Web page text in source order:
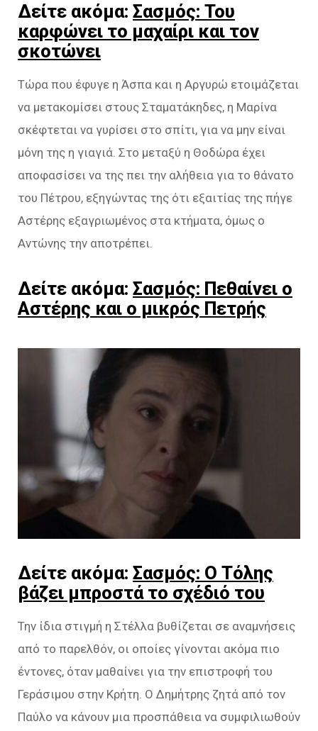
Δείτε ακόμα: Σασμός: Του
καρφώνει το μαχαίρι και τον
σκοτώνει
Τώρα που έφυγε η Άσπα και η Αργυρώ ετοιμάζεται
να μετακομίσει στους Σταματάκηδες, η Μαρίνα
σκέφτεται να γυρίσει στο σπίτι, για να μην είναι
μόνη της η γιαγιά. Στο μεταξύ η Θοδώρα έχει
αποφασίσει να της πει την αλήθεια για το θάνατο
του Πέτρου, εξηγώντας της ότι εξαιτίας της πήγε
Αστέρης εξαγριωμένος στα κτήματα, όμως ο
Αντώνης την αποτρέπει.
Δείτε ακόμα: Σασμός: Πεθαίνει ο
Αστέρης και ο μικρός Πετρής
Δείτε ακόμα: Σασμός: Ο Τόλης
βάζει μπροστά το σχέδιό του
Την ίδια στιγμή η Στέλλα βυθίζεται σε αναμνήσεις
από το παρελθόν, οι οποίες γίνονται ακόμα πιο
έντονες, όταν μαθαίνει για την επιστροφή του
Γεράσιμου στην Κρήτη. Ο Δημήτρης ζητά από τον
Παύλο να κάνουν μια προσπάθεια να συμφιλιωθούν